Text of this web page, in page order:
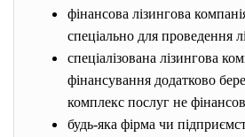
фінансова лізингова
спеціально для проведення
спеціалізована лізингова
фінансування додатково
комплекс послуг не
будь-яка фірма чи